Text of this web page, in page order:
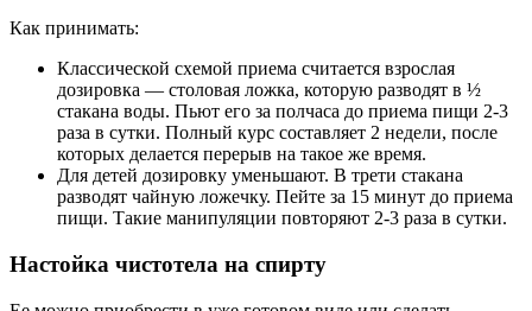
Как принимать:
Классической схемой приема считается взрослая
дозировка — столовая ложка, которую разводят в ½
стакана воды. Пьют его за полчаса до приема пищи 2-3
раза в сутки. Полный курс составляет 2 недели, после
которых делается перерыв на такое же время.
Для детей дозировку уменьшают. В трети стакана
разводят чайную ложечку. Пейте за 15 минут до приема
пищи. Такие манипуляции повторяют 2-3 раза в сутки.
Настойка чистотела на спирту